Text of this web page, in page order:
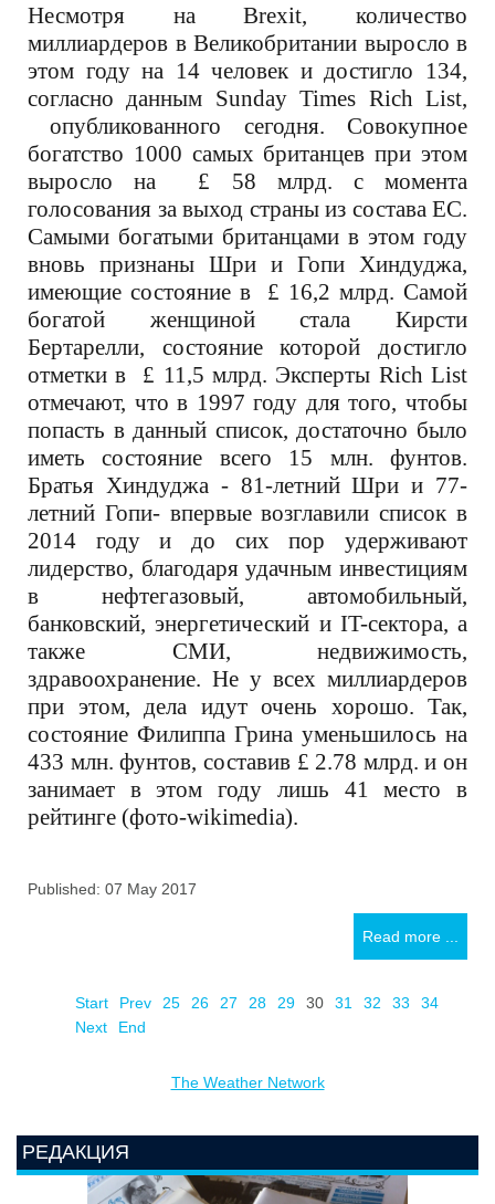
Несмотря на Brexit, количество
миллиардеров в Великобритании выросло в
этом году на 14 человек и достигло 134,
согласно данным Sunday Times Rich List,
опубликованного сегодня. Совокупное
богатство 1000 самых британцев при этом
выросло на £ 58 млрд. с момента
голосования за выход страны из состава ЕС.
Самыми богатыми британцами в этом году
вновь признаны Шри и Гопи Хиндуджа,
имеющие состояние в £ 16,2 млрд. Самой
богатой женщиной стала Кирсти
Бертарелли, состояние которой достигло
отметки в £ 11,5 млрд. Эксперты Rich List
отмечают, чтов 1997 году для того, чтобы
попасть в данный список, достаточно было
иметь состояние всего 15 млн. фунтов.
Братья Хиндуджа - 81-летний Шри и 77-
летний Гопи- впервые возглавили список в
2014 году и до сих пор удерживают
лидерство, благодаря удачным инвестициям
в нефтегазовый, автомобильный,
банковский, энергетический и IT-сектора, а
также СМИ, недвижимость,
здравоохранение. Не у всех миллиардеров
при этом, дела идут очень хорошо. Так,
состояние Филиппа Грина уменьшилось на
433 млн. фунтов, составив £ 2.78 млрд. и он
занимает в этом году лишь 41 место в
рейтинге (фото-wikimedia).
Published: 07 May 2017
Read more ...
Start Prev 25 26 27 28 29 30 31 32 33
34
Next
End
The Weather Network
РЕДАКЦИЯ